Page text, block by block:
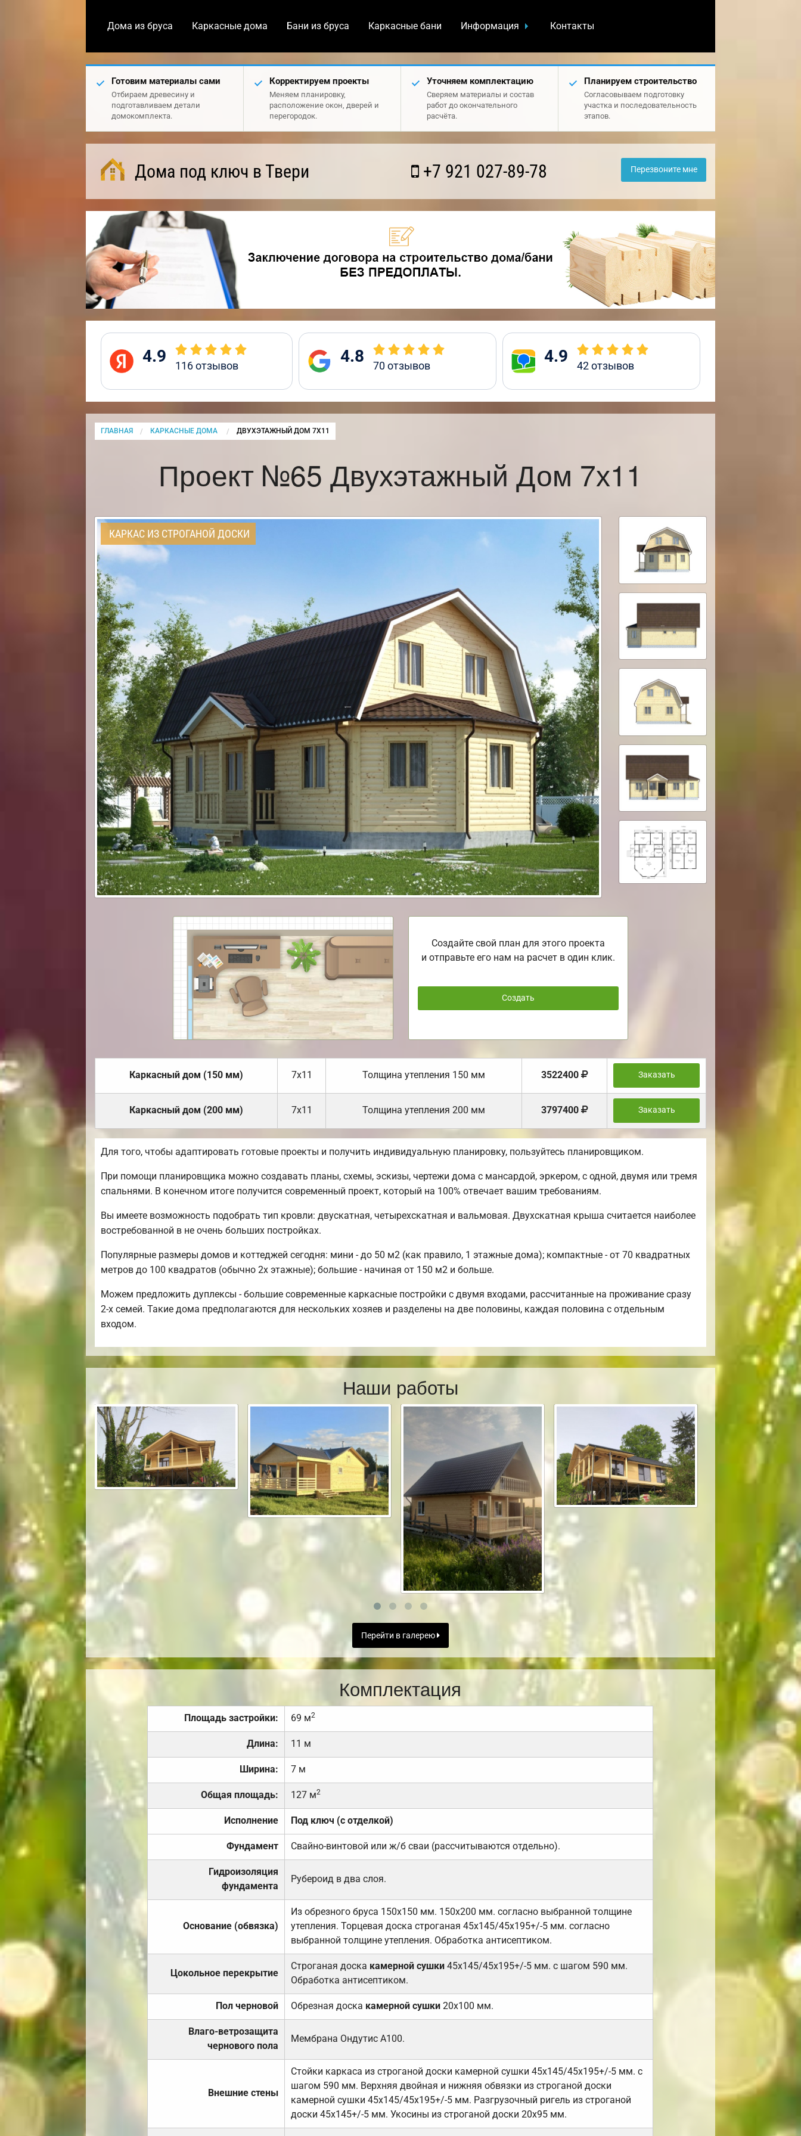
Дома из бруса Каркасные дома Бани из бруса Каркасные бани Информация Контакты
Готовим материалы сами
Отбираем древесину и
подготавливаем детали
домокомплекта.
Корректируем проекты
Меняем планировку,
расположение окон, дверей и
перегородок.
Уточняем комплектацию
Сверяем материалы и состав
работ до окончательного
расчёта.
Планируем строительство
Согласовываем подготовку
участка и последовательность
этапов.
Дома под ключ в Твери +7 921 027-89-78 Перезвоните мне
4.9 116отзывов 4.8 70отзывов 4.9 42отзывов
ГЛАВНАЯ КАРКАСНЫЕ ДОМА CURRENT:
ДВУХЭТАЖНЫЙ ДОМ 7Х11
Проект №65 Двухэтажный Дом 7х11
КАРКАС ИЗ СТРОГАНОЙ ДОСКИ
Создайте свой план для этого проекта
и отправьте его нам на расчет в один клик.
Создать
Каркасный дом (150 мм) 7х11 Толщина утепления 150 мм 3522400 Заказать
Каркасный дом (200 мм) 7х11 Толщина утепления 200 мм 3797400 Заказать
Для того, чтобы адаптировать готовые проекты и получить индивидуальную планировку, пользуйтесь планировщиком.
При помощи планировщика можно создавать планы, схемы, эскизы, чертежи дома с мансардой, эркером, с одной, двумя или тремя
спальнями. В конечном итоге получится современный проект, который на 100% отвечает вашим требованиям.
Вы имеете возможность подобрать тип кровли: двускатная, четырехскатная и вальмовая. Двухскатная крыша считается наиболее
востребованной в не очень больших постройках.
Популярные размеры домов и коттеджей сегодня: мини - до 50 м2 (как правило, 1 этажные дома); компактные - от 70 квадратных
метров до 100 квадратов (обычно 2х этажные); большие - начиная от 150 м2 и больше.
Можем предложить дуплексы - большие современные каркасные постройки с двумя входами, рассчитанные на проживание сразу
2-х семей. Такие дома предполагаются для нескольких хозяев и разделены на две половины, каждая половина с отдельным
входом.
Наши работы
Перейти в галерею
Комплектация
Площадь застройки: 69 м2
Длина: 11 м
Ширина: 7 м
Общая площадь: 127 м2
Исполнение Под ключ (с отделкой)
Фундамент Свайно-винтовой или ж/б сваи (рассчитываются отдельно).
Гидроизоляция
фундамента
Рубероид в два слоя.
Основание (обвязка)
Из обрезного бруса 150х150 мм. 150х200 мм. согласно выбранной толщине
утепления. Торцевая доска строганая 45х145/45х195+/-5 мм. согласно
выбранной толщине утепления. Обработка антисептиком.
Цокольное перекрытие
Строганая доска камерной сушки 45х145/45х195+/-5 мм. с шагом 590 мм.
Обработка антисептиком.
Пол черновой Обрезная доска камерной сушки20х100 мм.
Влаго-ветрозащита
чернового пола
Мембрана Ондутис А100.
Внешние стены
Стойки каркаса из строганой доски камерной сушки 45х145/45х195+/-5 мм. с
шагом 590 мм. Верхняя двойная и нижняя обвязки из строганой доски
камерной сушки 45х145/45х195+/-5 мм. Разгрузочный ригель из строганой
доски 45х145+/-5 мм. Укосины из строганой доски 20х95 мм.